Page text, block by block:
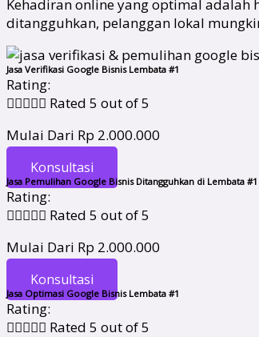
Kehadiran online yang optimal adalah
ditangguhkan, pelanggan lokal
Jasa Verifikasi Google Bisnis Lembata #1
Rating:
 Rated 5 out of 5
Mulai Dari Rp 2.000.000
Konsultasi
Jasa Pemulihan Google Bisnis Ditangguhkan di Lembata #1
Rating:
 Rated 5 out of 5
Mulai Dari Rp 2.000.000
Konsultasi
Jasa Optimasi Google Bisnis Lembata #1
Rating:
 Rated 5 out of 5